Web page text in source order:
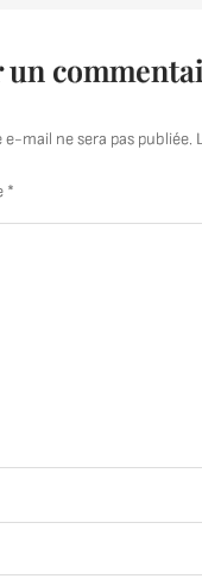
un
e-mail ne sera pas publiée.
*